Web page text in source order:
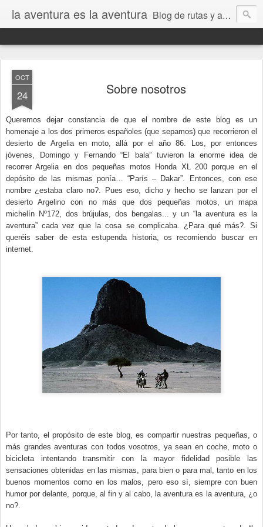
la aventura es la aventura Blog de rutas y aventuras, tanto de carretera como offroad realizados en moto, coche y bici MTB. Artículos técnicos, de mecánica y novedades relacionados con el mundo de la moto trail, 4x4 y bici de montaña.
OCT
24 Sobre nosotros
Queremos dejar constancia de que el nombre de este blog es un
homenaje a los dos primeros españoles (que sepamos) que recorrieron el
desierto de Argelia en moto, allá por el año 86. Los, por entonces
jóvenes, Domingo y Fernando “El bala” tuvieron la enorme idea de
recorrer Argelia en dos pequeñas motos Honda XL 200 porque en el
depósito de las mismas ponía… “París – Dakar”. Entonces, con ese
nombre ¿estaba claro no?. Pues eso, dicho y hecho se lanzan por el
desierto Argelino con no más que dos pequeñas motos, un mapa
michelín Nº172, dos brújulas, dos bengalas... y un “la aventura es la
aventura” cada vez que la cosa se complicaba. ¿Para qué más?. Si
queréis saber de esta estupenda historia, os recomiendo buscar en
internet.
Por tanto, el propósito de este blog, es compartir nuestras pequeñas, o
más grandes aventuras con todos vosotros, ya sean en coche, moto o
bicicleta intentando transmitir con la mayor fidelidad posible las
sensaciones obtenidas en las mismas, para bien o para mal, tanto en los
buenos momentos como en los malos, pero eso sí, siempre con buen
humor por delante, porque, al fin y al cabo, la aventura es la aventura, ¿o
no?.